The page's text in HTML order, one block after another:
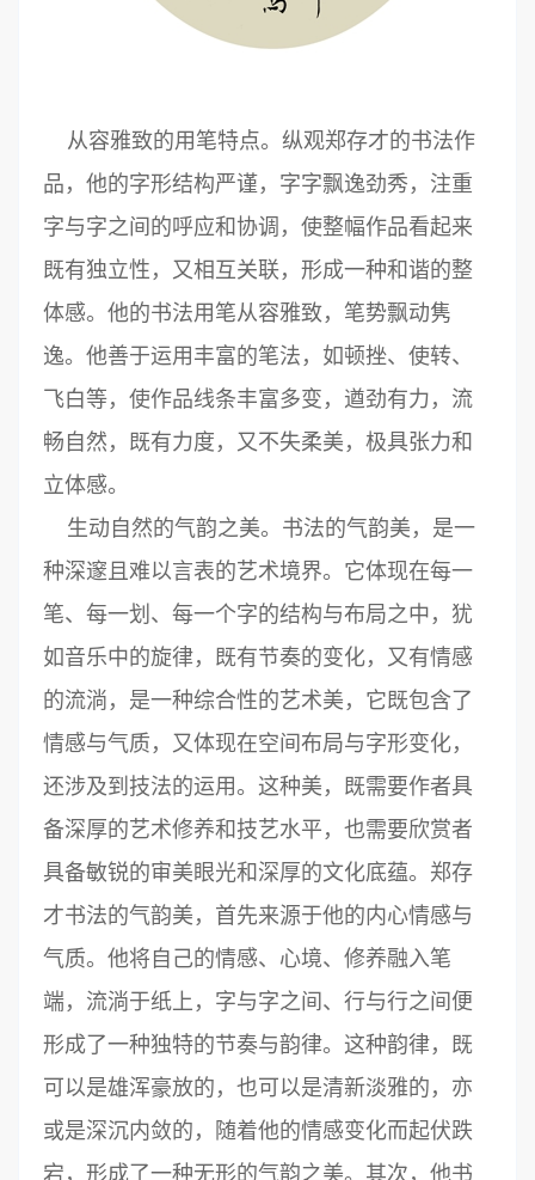
从容雅致的用笔特点。纵观郑存才的书法作
品，他的字形结构严谨，字字飘逸劲秀，注重
字与字之间的呼应和协调，使整幅作品看起来
既有独立性，又相互关联，形成一种和谐的整
体感。他的书法用笔从容雅致，笔势飘动隽
逸。他善于运用丰富的笔法，如顿挫、使转、
飞白等，使作品线条丰富多变，遒劲有力，流
畅自然，既有力度，又不失柔美，极具张力和
立体感。
生动自然的气韵之美。书法的气韵美，是一
种深邃且难以言表的艺术境界。它体现在每一
笔、每一划、每一个字的结构与布局之中，犹
如音乐中的旋律，既有节奏的变化，又有情感
的流淌，是一种综合性的艺术美，它既包含了
情感与气质，又体现在空间布局与字形变化，
还涉及到技法的运用。这种美，既需要作者具
备深厚的艺术修养和技艺水平，也需要欣赏者
具备敏锐的审美眼光和深厚的文化底蕴。郑存
才书法的气韵美，首先来源于他的内心情感与
气质。他将自己的情感、心境、修养融入笔
端，流淌于纸上，字与字之间、行与行之间便
形成了一种独特的节奏与韵律。这种韵律，既
可以是雄浑豪放的，也可以是清新淡雅的，亦
或是深沉内敛的，随着他的情感变化而起伏跌
宕，形成了一种无形的气韵之美。其次，他书